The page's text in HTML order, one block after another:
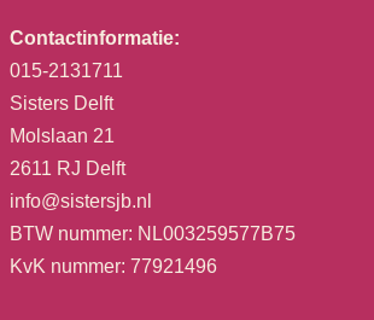
Contactinformatie:
015-2131711
Sisters Delft
Molslaan 21
2611 RJ Delft
info@sistersjb.nl
BTW nummer: NL003259577B75
KvK nummer: 77921496